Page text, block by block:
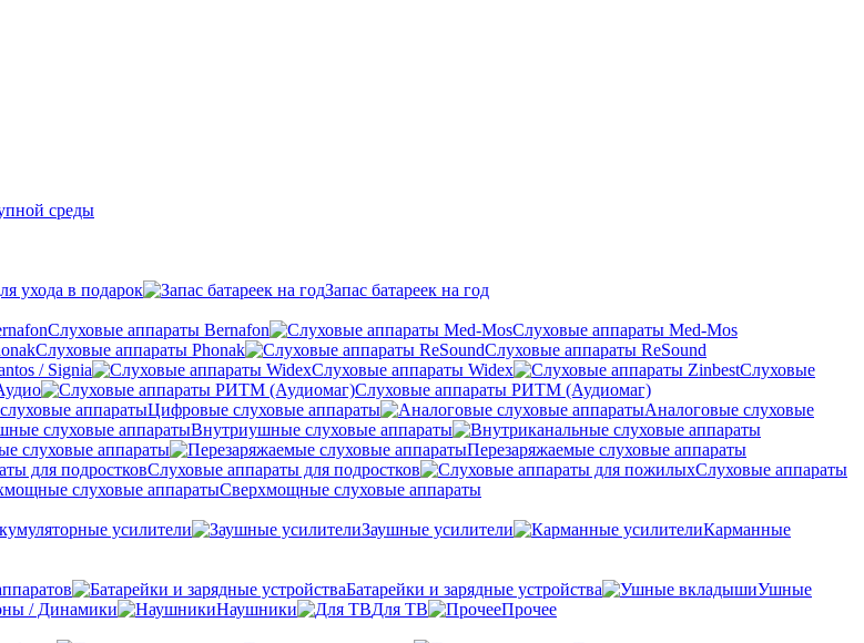
среды
ухода в подарок
Запас батареек на год
Слуховые аппараты Bernafon
Слуховые аппараты Med-Mos
Слуховые аппараты Phonak
Слуховые аппараты ReSound
/ Signia
Слуховые аппараты Widex
Слуховые
Слуховые аппараты РИТМ (Аудиомаг)
Цифровые слуховые аппараты
Аналоговые слуховые
Внутриушные слуховые аппараты
слуховые аппараты
Перезаряжаемые слуховые аппараты
Слуховые аппараты для подростков
Слуховые аппараты
Сверхмощные слуховые аппараты
усилители Заушные усилители
Карманные
Батарейки и зарядные устройства
Ушные
/ Динамики Наушники Для ТВ
Прочее